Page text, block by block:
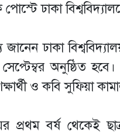
ঢাকা
ঢাকা
অনুষ্ঠিত
ও কবি সুফিয়া
প্রথম বর্ষ থেকেই